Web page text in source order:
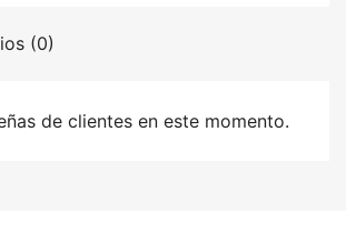
(0)
de clientes en este momento.